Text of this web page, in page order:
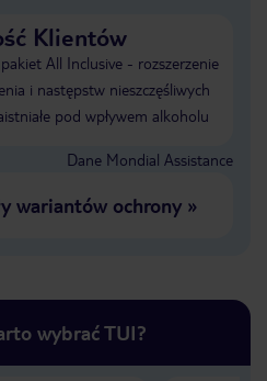
Klientów
All Inclusive - rozszerzenie
i następstw nieszczęśliwych
pod wpływem alkoholu
Dane Mondial Assistance
wariantów ochrony»
wybrać TUI?